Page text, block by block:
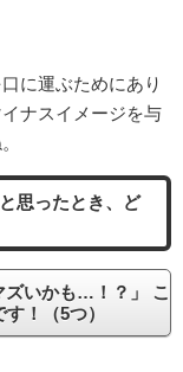
に運ぶためにあり
ナスイメージを与
思ったとき、ど
ズいかも…！？」 こ
！（5つ）